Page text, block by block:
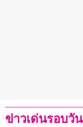
ข่าวเด่นรอบวัน